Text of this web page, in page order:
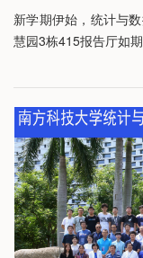
新学期伊始，统计与
慧园3栋415报告厅如期